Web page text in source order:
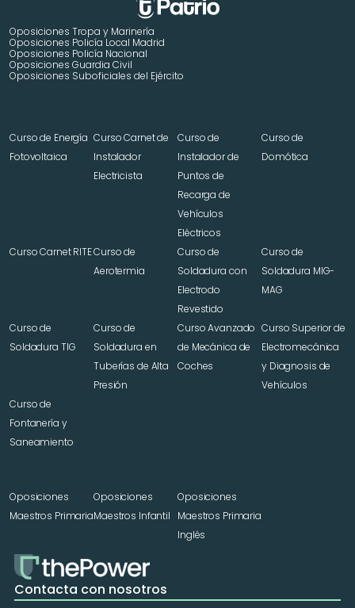
Oposiciones Tropa y Marinería
Oposiciones Policía Local Madrid
Oposiciones Policía Nacional
Oposiciones Guardia Civil
Oposiciones Suboficiales del Ejército
Curso de Energía
Fotovoltaica
Curso Carnet de
Instalador
Electricista
Curso de
Instalador de
Puntos de
Recarga de
Vehículos
Eléctricos
Curso de
Domótica
Curso Carnet RITECurso de
Aerotermia
Curso de
Soldadura con
Electrodo
Revestido
Curso de
Soldadura MIG-
MAG
Curso de
Soldadura TIG
Curso de
Soldadura en
Tuberías de Alta
Presión
Curso Avanzado
de Mecánica de
Coches
Curso Superior de
Electromecánica
y Diagnosis de
Vehículos
Curso de
Fontanería y
Saneamiento
Oposiciones
Maestros Primaria
Oposiciones
Maestros Infantil
Oposiciones
Maestros Primaria
Inglés
Contacta con nosotros